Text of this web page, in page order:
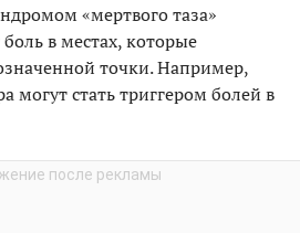
«мертвого таза»
в местах, которые
точки. Например,
стать триггером болей в